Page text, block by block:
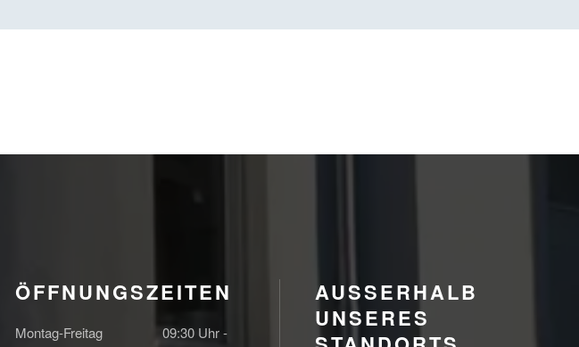
ÖFFNUNGSZEITEN
Montag-Freitag
09:30 Uhr -
AUSSERHALB U
NSERES S